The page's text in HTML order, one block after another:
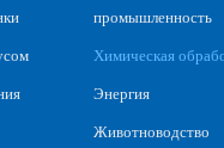
промышленность
Химическая
Энергия
Животноводство